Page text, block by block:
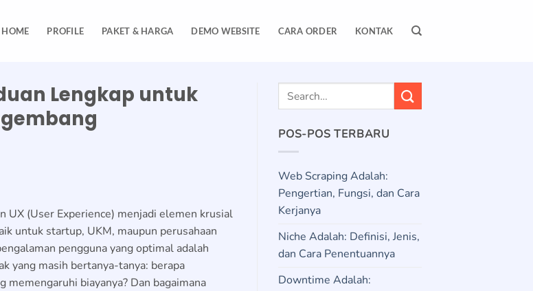
HOME PROFILE PAKET & HARGA DEMO WEBSITE CARA ORDER KONTAK
Lengkap untuk
UX (User Experience) menjadi elemen krusial
untuk startup, UKM, maupun perusahaan
pengguna yang optimal adalah
yang masih bertanya-tanya: berapa
memengaruhi biayanya? Dan bagaimana
POS-POS TERBARU
Web Scraping Adalah:
Pengertian, Fungsi, dan Cara
Kerjanya
Niche Adalah: Definisi, Jenis,
dan Cara Penentuannya
Downtime Adalah: